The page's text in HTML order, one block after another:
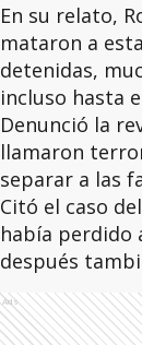
En su relato,
mataron a
detenidas,
incluso hasta
Denunció la
llamaron
separar a las
Citó el caso
había perdido
después
Ads